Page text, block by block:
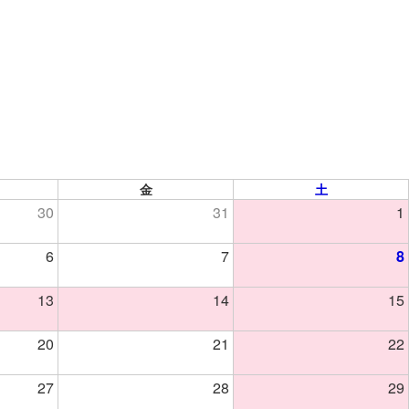
金 土
30 31 1
6 7 8
13 14 15
20 21 22
27 28 29